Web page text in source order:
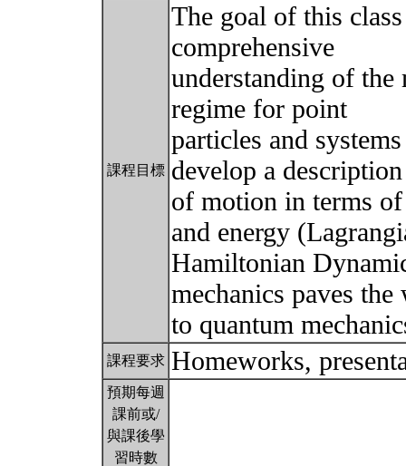
課程目標
The goal of this
comprehensive
understanding of
regime for point
particles and
develop a description
of motion in terms
and energy
Hamiltonian
mechanics paves the
to quantum
課程要求 Homeworks,
預期每週
課前或/
與課後學
習時數